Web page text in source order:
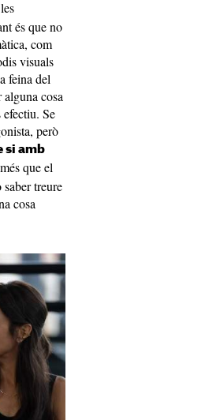
és que no
com
visuals
feina del
cosa
efectiu. Se
però
si amb
que el
treure
cosa